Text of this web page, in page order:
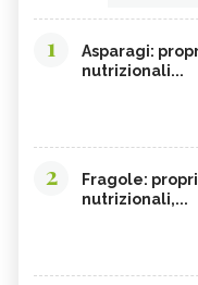
1
Asparagi:
nutrizionali...
2
Fragole:
nutrizionali,...